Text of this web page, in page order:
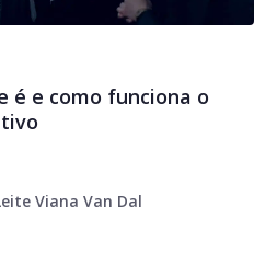
é e como funciona o
Viana Van Dal